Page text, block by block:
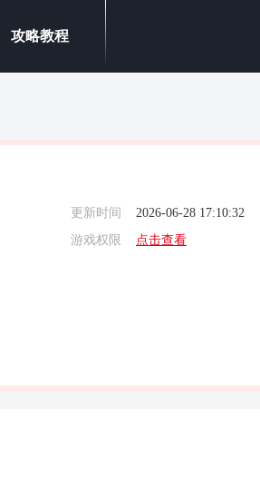
攻略教程
更新时间
2026-06-28 17:10:32
游戏权限
点击查看